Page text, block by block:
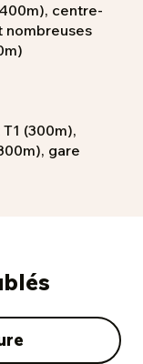
centre-
nombreuses
(300m),
gare